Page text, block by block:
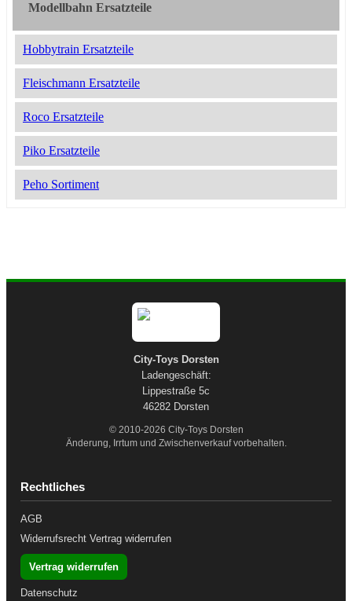
Modellbahn Ersatzteile
Hobbytrain Ersatzteile
Fleischmann Ersatzteile
Roco Ersatzteile
Piko Ersatzteile
Peho Sortiment
City-Toys Dorsten
Ladengeschäft:
Lippestraße 5c
46282 Dorsten
© 2010-2026 City-Toys Dorsten
Änderung, Irrtum und Zwischenverkauf vorbehalten.
Rechtliches
AGB
Widerrufsrecht Vertrag widerrufen
Vertrag widerrufen
Datenschutz